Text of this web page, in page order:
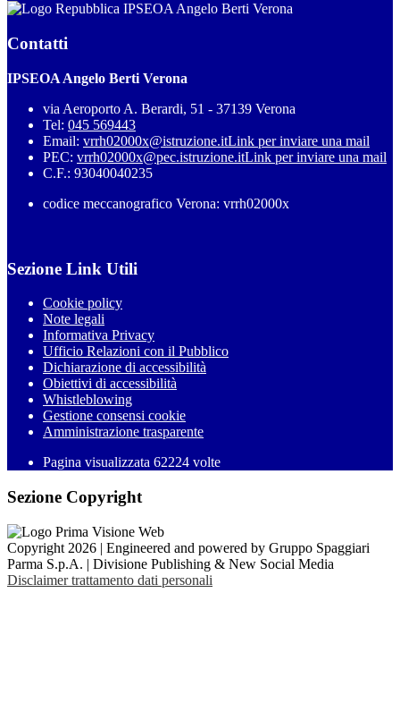
IPSEOA Angelo Berti Verona
Contatti
IPSEOA Angelo Berti Verona
via Aeroporto A. Berardi, 51 - 37139 Verona
Tel: 045 569443
Email: vrrh02000x@istruzione.itLink per inviare una mail
PEC: vrrh02000x@pec.istruzione.itLink per inviare una mail
C.F.: 93040040235
codice meccanografico Verona: vrrh02000x
Sezione Link Utili
Cookie policy
Note legali
Informativa Privacy
Ufficio Relazioni con il Pubblico
Dichiarazione di accessibilità
Obiettivi di accessibilità
Whistleblowing
Gestione consensi cookie
Amministrazione trasparente
Pagina visualizzata 62224 volte
Sezione Copyright
Copyright 2026 | Engineered and powered by Gruppo Spaggiari
Parma S.p.A. | Divisione Publishing & New Social Media
Disclaimer trattamento dati personali